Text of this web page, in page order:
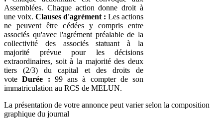
Assemblées. Chaque action donne droit à
une voix. Clauses d'agrément : Les actions
ne peuvent être cédées y compris entre
associés qu'avec l'agrément préalable de la
collectivité des associés statuant à la
majorité prévue pour les décisions
extraordinaires, soit à la majorité des deux
tiers (2/3) du capital et des droits de
voteDurée : 99 ans à compter de son
immatriculation au RCS de MELUN.
La présentation de votre annonce peut varier selon la composition
graphique du journal